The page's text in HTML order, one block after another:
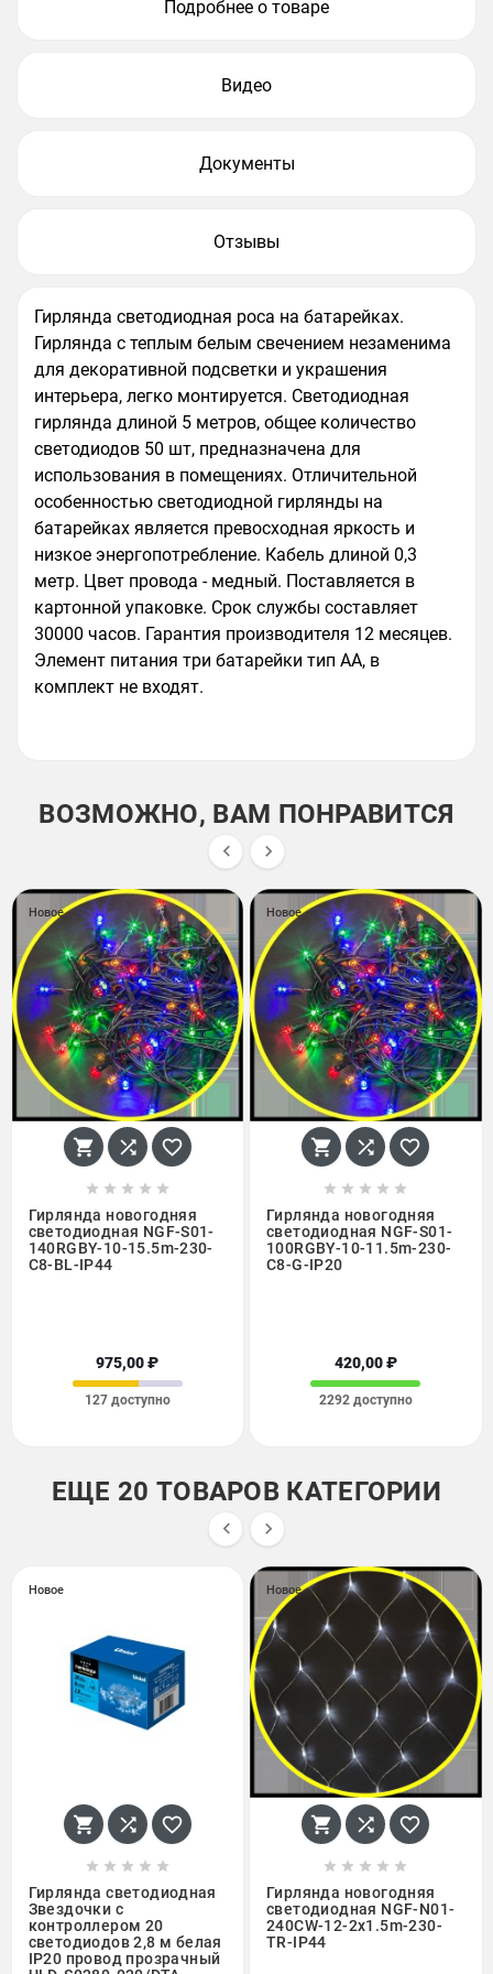
Подробнее о товаре
Видео
Документы
Отзывы
Гирлянда светодиодная роса на батарейках.
Гирлянда с теплым белым свечением незаменима
для декоративной подсветки и украшения
интерьера, легко монтируется. Светодиодная
гирлянда длиной 5 метров, общее количество
светодиодов 50 шт, предназначена для
использования в помещениях. Отличительной
особенностью светодиодной гирлянды на
батарейках является превосходная яркость и
низкое энергопотребление. Кабель длиной 0,3
метр. Цвет провода - медный. Поставляется в
картонной упаковке. Срок службы составляет
30000 часов. Гарантия производителя 12 месяцев.
Элемент питания три батарейки тип АА, в
комплект не входят.
ВОЗМОЖНО, ВАМ ПОНРАВИТСЯ
 
Новое
  
    
Гирлянда новогодняя
светодиодная NGF-S01-
140RGBY-10-15.5m-230-
C8-BL-IP44
975,00 ₽
127 доступно
Новое
  
    
Гирлянда новогодняя
светодиодная NGF-S01-
100RGBY-10-11.5m-230-
C8-G-IP20
420,00 ₽
2292 доступно
ЕЩЕ 20 ТОВАРОВ КАТЕГОРИИ
 
Новое
  
    
Гирлянда светодиодная
Звездочки с
контроллером 20
светодиодов 2,8 м белая
IP20 провод прозрачный
Новое
  
    
Гирлянда новогодняя
светодиодная NGF-N01-
240CW-12-2x1.5m-230-
TR-IP44